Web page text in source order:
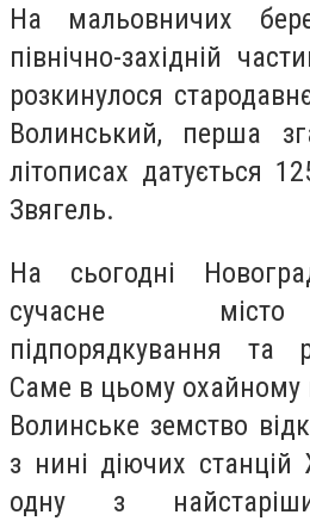
На мальовничих
північно-західній
розкинулося
Волинський, перша
літописах датується
Звягель.
На сьогодні
сучасне
підпорядкування та
Саме в цьому охайному
Волинське земство
з нині діючих
одну з